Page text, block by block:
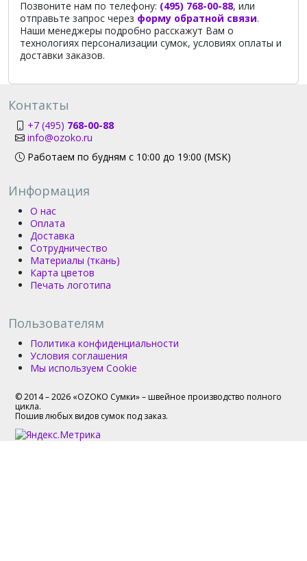
Позвоните нам по телефону: (495) 768-00-88, или
отправьте запрос через форму обратной связи.
Наши менеджеры подробно расскажут Вам о
технологиях персонализации сумок, условиях оплаты и
доставки заказов.
Контакты
+7 (495) 768-00-88
info@ozoko.ru
Работаем по будням с 10:00 до 19:00 (MSK)
Информация
О нас
Оплата
Доставка
Сотрудничество
Материалы (ткань)
Карта цветов
Печать логотипа
Пользователям
Политика конфиденциальности
Условия соглашения
Мы используем Cookie
© 2014 – 2026 «OZOKO Сумки» – швейное производство полного
цикла.
Пошив любых видов сумок под заказ.